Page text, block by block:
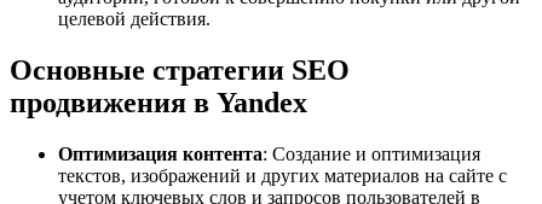
целевой действия.
Основные стратегии SEO
продвижения в Yandex
Оптимизация контента: Создание и оптимизация
текстов, изображений и других материалов на сайте с
учетом ключевых слов и запросов пользователей в